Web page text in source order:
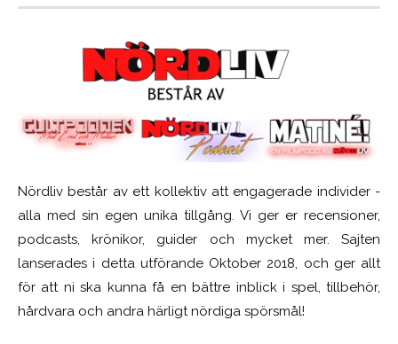
Nördliv består av ett kollektiv att engagerade individer -
alla med sin egen unika tillgång. Vi ger er recensioner,
podcasts, krönikor, guider och mycket mer. Sajten
lanserades i detta utförande Oktober 2018, och ger allt
för att ni ska kunna få en bättre inblick i spel, tillbehör,
hårdvara och andra härligt nördiga spörsmål!